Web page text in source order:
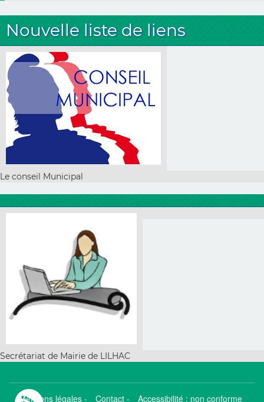
Nouvelle liste de liens
Le conseil Municipal
Secrétariat de Mairie de LILHAC
Mentions légales - Contact - Accessibilité : non conforme